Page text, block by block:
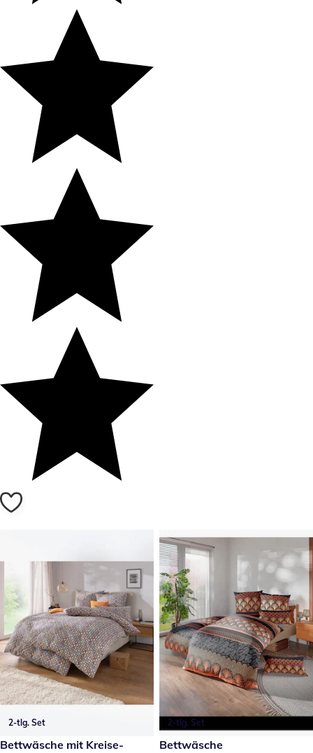
2-tlg. Set
24,99 €
Bettwäsche mit Kreise-
2-tlg. Set
29,99 €
Bettwäsche